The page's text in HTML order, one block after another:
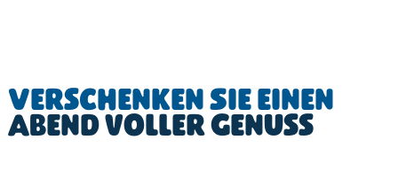
Verschenken Sie einen
Abend voller Genuss